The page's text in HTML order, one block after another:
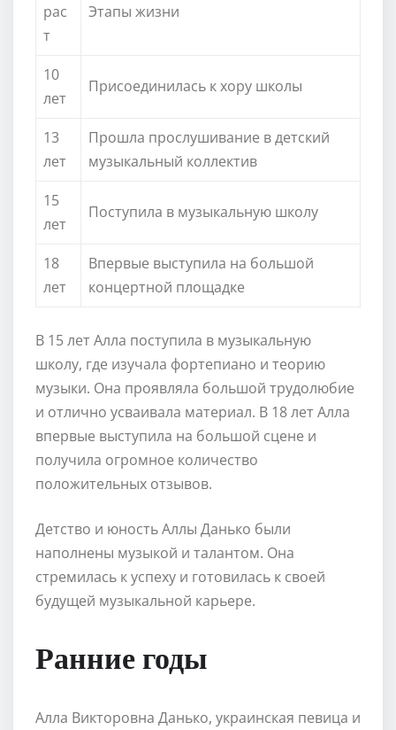
рас
т
Этапы жизни
10
лет
Присоединилась к хору школы
13
лет
Прошла прослушивание в детский
музыкальный коллектив
15
лет
Поступила в музыкальную школу
18
лет
Впервые выступила на большой
концертной площадке
В 15 лет Алла поступила в музыкальную
школу, где изучала фортепиано и теорию
музыки. Она проявляла большой трудолюбие
и отлично усваивала материал. В 18 лет Алла
впервые выступила на большой сцене и
получила огромное количество
положительных отзывов.
Детство и юность Аллы Данько были
наполнены музыкой и талантом. Она
стремилась к успеху и готовилась к своей
будущей музыкальной карьере.
Ранние годы
Алла Викторовна Данько, украинская певица и